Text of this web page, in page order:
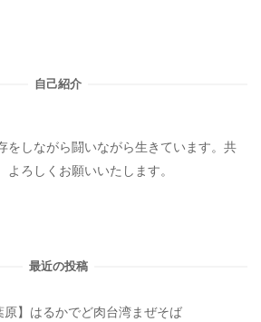
自己紹介
をしながら闘いながら生きています。共
ろしくお願いいたします。
最近の投稿
原】はるかでど肉台湾まぜそば